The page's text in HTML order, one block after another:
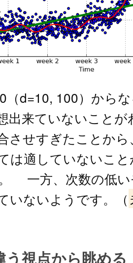
（d=10, 100）から
出来ていないこと
させすぎたことか
は適していないこ
一方、次数の低い
いないようです。（
う視点から眺める